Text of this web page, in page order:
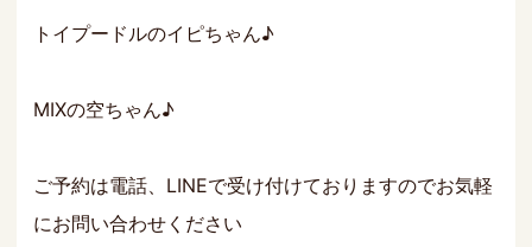
トイプードルのイピちゃん♪
MIXの空ちゃん♪
ご予約は電話、LINEで受け付けておりますのでお気軽
にお問い合わせください